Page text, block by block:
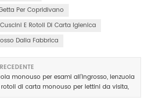
Per Copridivano
E Rotoli Di Carta Igienica
Dalla Fabbrica
monouso per esami all'ingrosso, lenzuola
di carta monouso per lettini da visita,
da visita.